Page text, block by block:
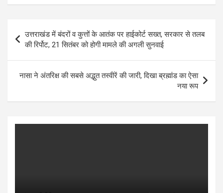
at
A
p
p
ce
b
o
o
k
tt se
n
g
er
ke
n
ar
e
navigation
उत्तराखंड में बंदरों व कुत्तों के आतंक पर हाईकोर्ट सख्त, सरकार से तलब
की रिर्पोट, 21 सितंबर को होगी मामले की अगली सुनवाई
नासा ने अंतरिक्ष की सबसे अद्भुत तस्वीरें की जारी, दिखा ब्रह्मांड का ऐसा
नया रूप